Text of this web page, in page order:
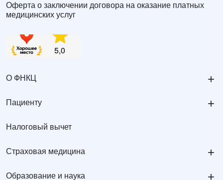
Оферта о заключении договора на оказание платных
медицинских услуг
О ФНКЦ +
Пациенту +
Налоговый вычет
Страховая медицина +
Образование и наука +